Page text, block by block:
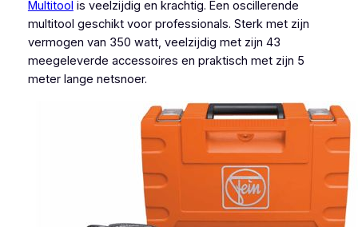
Multitool is veelzijdig en krachtig. Een oscillerende
multitool geschikt voor professionals. Sterk met zijn
vermogen van 350 watt, veelzijdig met zijn 43
meegeleverde accessoires en praktisch met zijn 5
meter lange netsnoer.